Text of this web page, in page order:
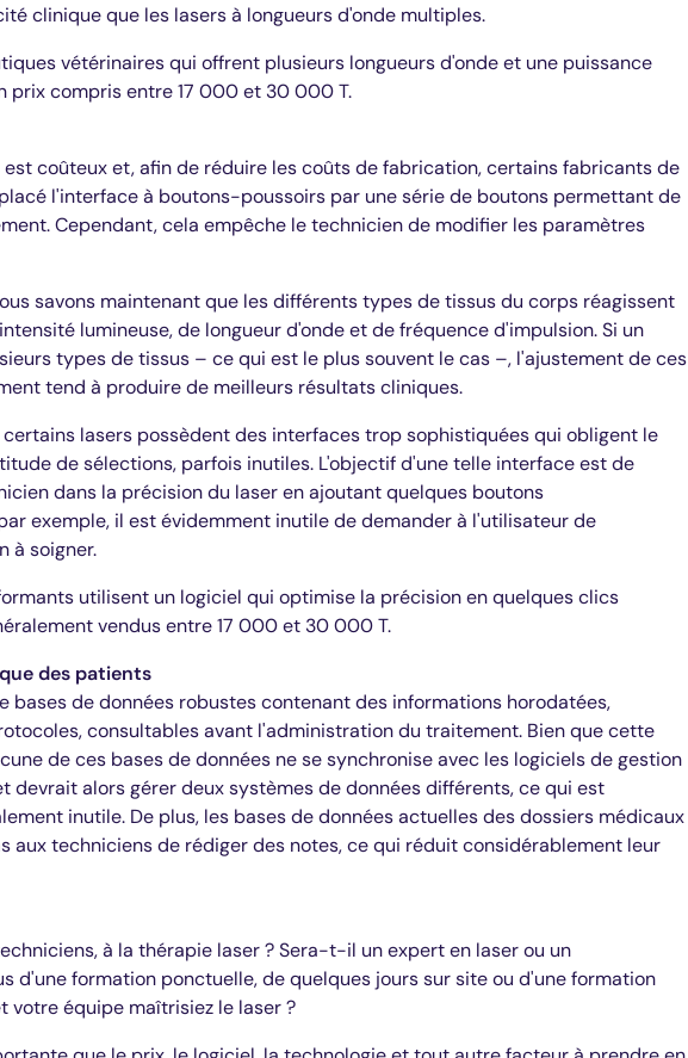
clinique que les lasers à longueurs d'onde multiples.
vétérinaires qui offrent plusieurs longueurs d'onde et une puissance
prix compris entre 17 000 et 30 000 T.
coûteux et, afin de réduire les coûts de fabrication, certains fabricants de
l'interface à boutons-poussoirs par une série de boutons permettant de
Cependant, cela empêche le technicien de modifier les paramètres
savons maintenant que les différents types de tissus du corps réagissent
lumineuse, de longueur d'onde et de fréquence d'impulsion. Si un
types de tissus – ce qui est le plus souvent le cas –, l'ajustement de ces
tend à produire de meilleurs résultats cliniques.
lasers possèdent des interfaces trop sophistiquées qui obligent le
de sélections, parfois inutiles. L'objectif d'une telle interface est de
dans la précision du laser en ajoutant quelques boutons
exemple, il est évidemment inutile de demander à l'utilisateur de
à soigner.
utilisent un logiciel qui optimise la précision en quelques clics
vendus entre 17 000 et 30 000 T.
des patients
bases de données robustes contenant des informations horodatées,
consultables avant l'administration du traitement. Bien que cette
de ces bases de données ne se synchronise avec les logiciels de gestion
devrait alors gérer deux systèmes de données différents, ce qui est
inutile. De plus, les bases de données actuelles des dossiers médicaux
aux techniciens de rédiger des notes, ce qui réduit considérablement leur
à la thérapie laser ? Sera-t-il un expert en laser ou un
d'une formation ponctuelle, de quelques jours sur site ou d'une formation
votre équipe maîtrisiez le laser ?